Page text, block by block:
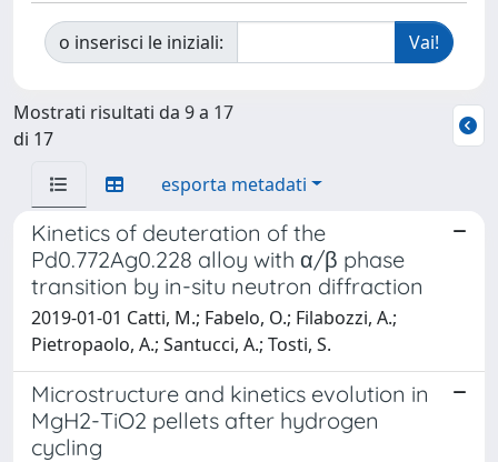
o inserisci le iniziali:
Mostrati risultati da 9 a 17
di 17
esporta metadati
Kinetics of deuteration of the
Pd0.772Ag0.228 alloy with α/β phase
transition by in-situ neutron diffraction
2019-01-01 Catti, M.; Fabelo, O.; Filabozzi, A.;
Pietropaolo, A.; Santucci, A.; Tosti, S.
Microstructure and kinetics evolution in
MgH2-TiO2 pellets after hydrogen
cycling